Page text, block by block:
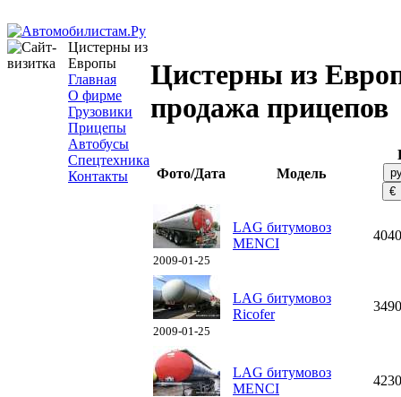
Цистерны из
Европы
Главная
О фирме
Грузовики
Прицепы
Автобусы
Спецтехника
Контакты
Цистерны из
продажа прицепов
Фото/Дата Модель
2009-01-25
LAG битумовоз
MENCI
2009-01-25
LAG битумовоз
Ricofer
LAG битумовоз
MENCI